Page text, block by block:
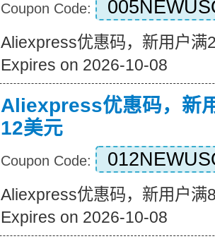
Coupon Code:
Aliexpress优惠码，新用户满
Expires on 2026-10-08
Aliexpress优惠码，新
12美元
Coupon Code:
Aliexpress优惠码，新用户满
Expires on 2026-10-08